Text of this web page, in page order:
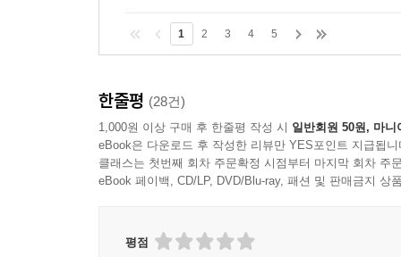
1 2 3 4 5
한줄평 (28건)
1,000원 이상 구매 후 한줄평 작성 시 일반회원 50원, 마니
eBook은 다운로드 후 작성한 리뷰만 YES포인트 지급됩니
클래스는 첫번째 회차 주문확정 시점부터 마지막 회차 주
eBook 페이백, CD/LP, DVD/Blu-ray, 패션 및 판매금지 상
평점